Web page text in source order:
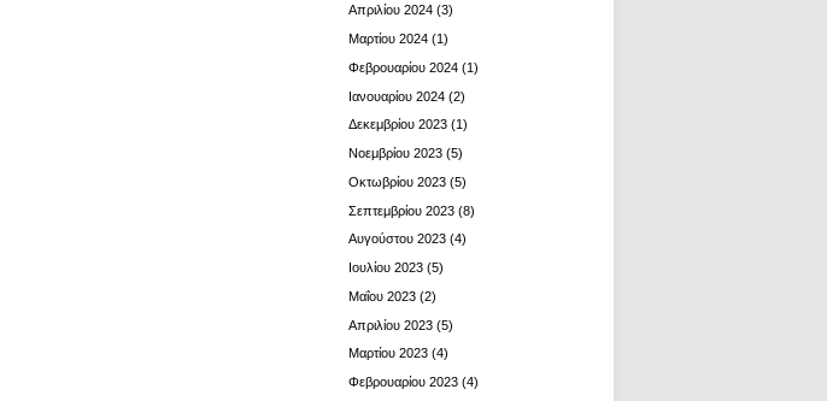
Απριλίου 2024 (3)
Μαρτίου 2024 (1)
Φεβρουαρίου 2024 (1)
Ιανουαρίου 2024 (2)
Δεκεμβρίου 2023 (1)
Νοεμβρίου 2023 (5)
Οκτωβρίου 2023 (5)
Σεπτεμβρίου 2023 (8)
Αυγούστου 2023 (4)
Ιουλίου 2023 (5)
Μαΐου 2023 (2)
Απριλίου 2023 (5)
Μαρτίου 2023 (4)
Φεβρουαρίου 2023 (4)